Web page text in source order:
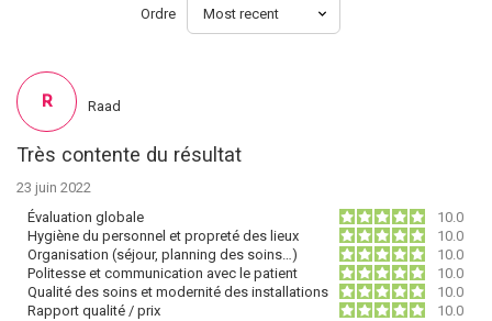
Ordre
Très contente du résultat
23 juin 2022
Évaluation globale
10.0
Hygiène du personnel et propreté des lieux
10.0
Organisation (séjour, planning des soins…)
10.0
Politesse et communication avec le patient
10.0
Qualité des soins et modernité des installations
10.0
Rapport qualité / prix
10.0
R Raad